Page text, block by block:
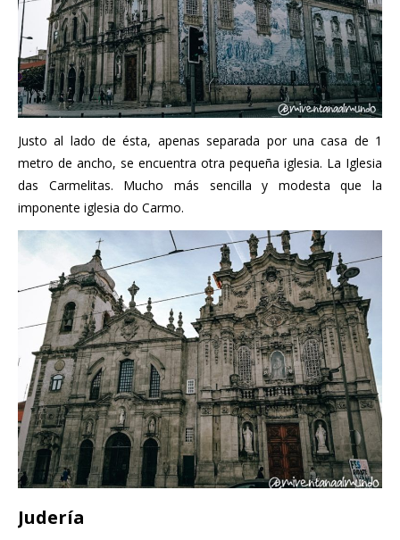
Justo al lado de ésta, apenas separada por una casa de 1
metro de ancho, se encuentra otra pequeña iglesia. La Iglesia
das Carmelitas. Mucho más sencilla y modesta que la
imponente iglesia do Carmo.
Judería